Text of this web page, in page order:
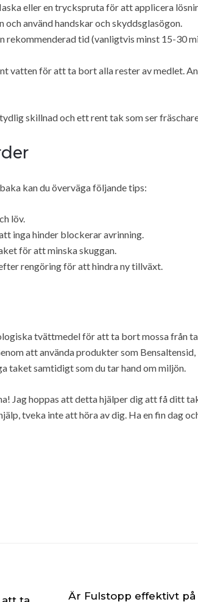
eller en tryckspruta för att applicera
och använd handskar och skyddsglasögon.
rekommenderad tid (vanligtvis minst 15-30
vatten för att ta bort alla rester av medlet.
skillnad och ett rent tak som ser
kan du överväga följande tips:
löv.
inga hinder blockerar avrinning.
för att minska skuggan.
rengöring för att hindra ny tillväxt.
tvättmedel för att ta bort mossa från
att använda produkter som
taket samtidigt som du tar hand om miljön.
Jag hoppas att detta hjälper dig att få ditt
tveka inte att höra av dig. Ha en fin dag
Är Fulstopp effektivt